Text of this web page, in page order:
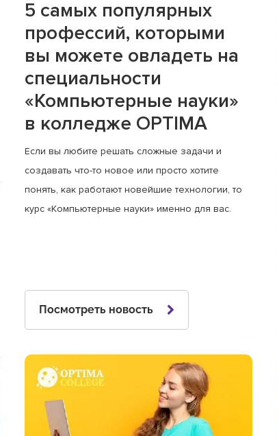
5 самых популярных
профессий, которыми
вы можете овладеть на
специальности
«Компьютерные науки»
в колледже OPTIMA
Если вы любите решать сложные задачи и
создавать что-то новое или просто хотите
понять, как работают новейшие технологии, то
курс «Компьютерные науки» именно для вас.
Посмотреть новость